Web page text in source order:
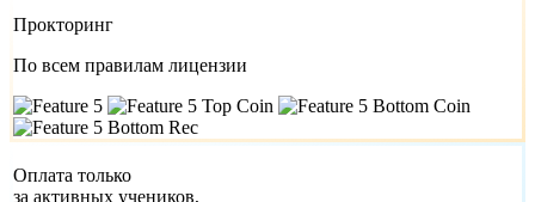
Прокторинг
По всем правилам лицензии
Оплата только
за активных учеников,